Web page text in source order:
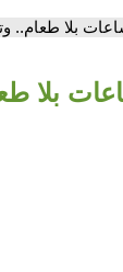
بلا طعام..
بلا